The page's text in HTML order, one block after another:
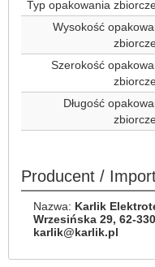
Typ opakowania
Wysokość
Szerokość
Długość
Producent /
Nazwa: Karlik
Wrzesińska 29, 62-
karlik@karlik.pl